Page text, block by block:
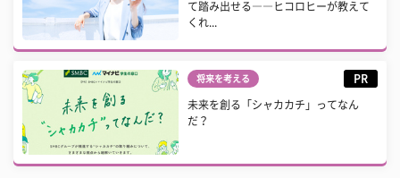
て踏み出せる――ヒコロヒーが教えて
くれ...
将来を考える PR
未来を創る「シャカカチ」ってなん
だ？